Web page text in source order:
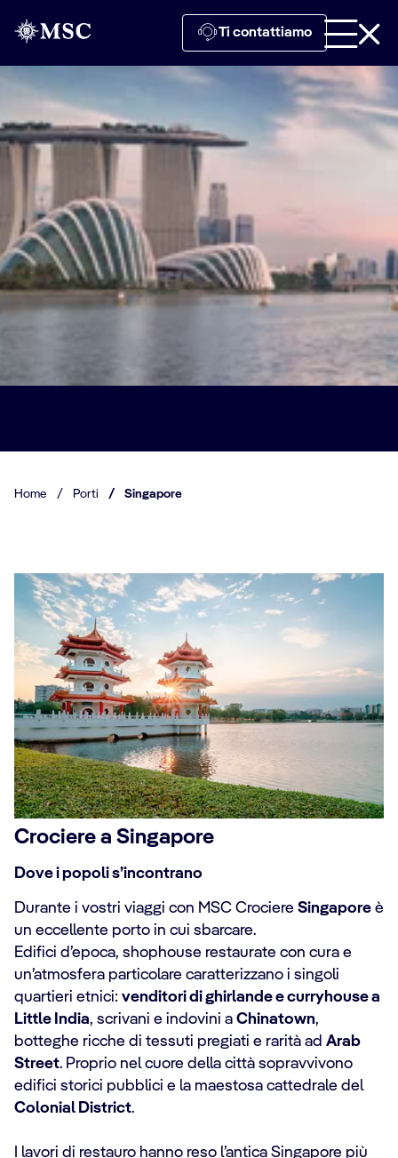
Ti contattiamo
Home / Porti / Singapore
Crociere a Singapore
Dove i popoli s’incontrano
Durante i vostri viaggi con MSC Crociere Singapore è
un eccellente porto in cui sbarcare.
Edifici d’epoca, shophouse restaurate con cura e
un’atmosfera particolare caratterizzano i singoli
quartieri etnici: venditori di ghirlande e curryhouse a
Little India, scrivani e indovini a Chinatown,
botteghe ricche di tessuti pregiati e rarità ad Arab
Street. Proprio nel cuore della città sopravvivono
edifici storici pubblici e la maestosa cattedrale del
Colonial District.
I lavori di restauro hanno reso l’antica Singapore più